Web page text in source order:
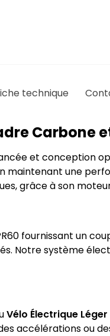
technique
Carbone
et conception
maintenant une
grâce à son
fournissant un
Notre système
Vélo Électrique
accélérations ou